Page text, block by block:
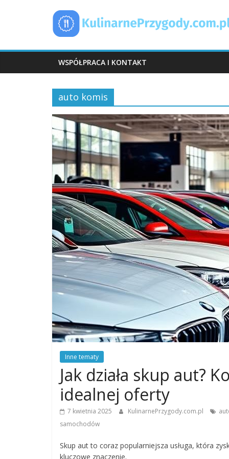
WSPÓŁPRACA I KONTAKT
auto komis
Inne tematy
Jak działa skup aut?
idealnej oferty
7 kwietnia 2025 KulinarnePrzygody.com.pl
samochodów
Skup aut to coraz popularniejsza usługa, która
kluczowe znaczenie.